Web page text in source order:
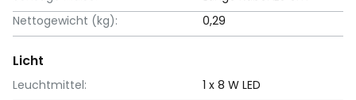
Nettogewicht (kg):
0,29
Licht
Leuchtmittel:
1 x 8 W LED